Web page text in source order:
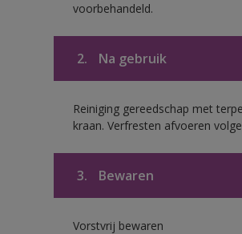
voorbehandeld.
2. Na gebruik
Reiniging gereedschap met
kraan. Verfresten afvoeren
3. Bewaren
Vorstvrij bewaren